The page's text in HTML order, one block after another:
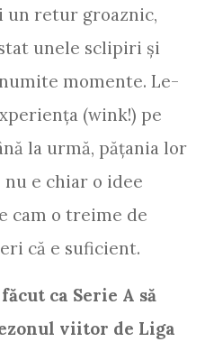
un retur groaznic,
unele sclipiri și
momente. Le-
(wink!) pe
la urmă, pățania lor
e chiar o idee
cam o treime de
că e suficient.
ca Serie A să
viitor de Liga